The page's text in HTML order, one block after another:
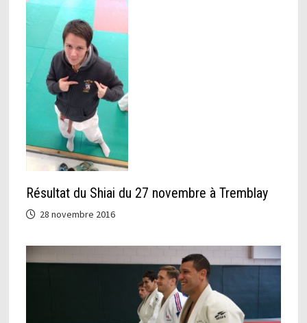
Résultat du Shiai du 27 novembre à Tremblay
28 novembre 2016